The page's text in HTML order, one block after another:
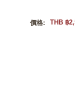
價格: THB ฿